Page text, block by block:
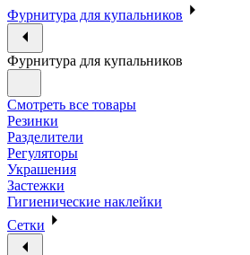
Фурнитура для купальников
Фурнитура для купальников
Смотреть все товары
Резинки
Разделители
Регуляторы
Украшения
Застежки
Гигиенические наклейки
Сетки